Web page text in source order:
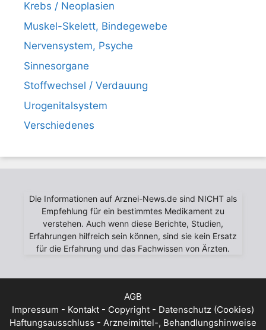
Krebs / Neoplasien
Muskel-Skelett, Bindegewebe
Nervensystem, Psyche
Sinnesorgane
Stoffwechsel / Verdauung
Urogenitalsystem
Verschiedenes
Die Informationen auf Arznei-News.de sind NICHT als
Empfehlung für ein bestimmtes Medikament zu
verstehen. Auch wenn diese Berichte, Studien,
Erfahrungen hilfreich sein können, sind sie kein Ersatz
für die Erfahrung und das Fachwissen von Ärzten.
AGB
Impressum - Kontakt - Copyright - Datenschutz (Cookies)
Haftungsausschluss - Arzneimittel-, Behandlungshinweise